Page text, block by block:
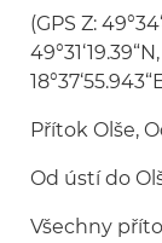
(GPS Z:
49°31‘19.39“N,
Přítok Olše,
Od ústí do
Všechny